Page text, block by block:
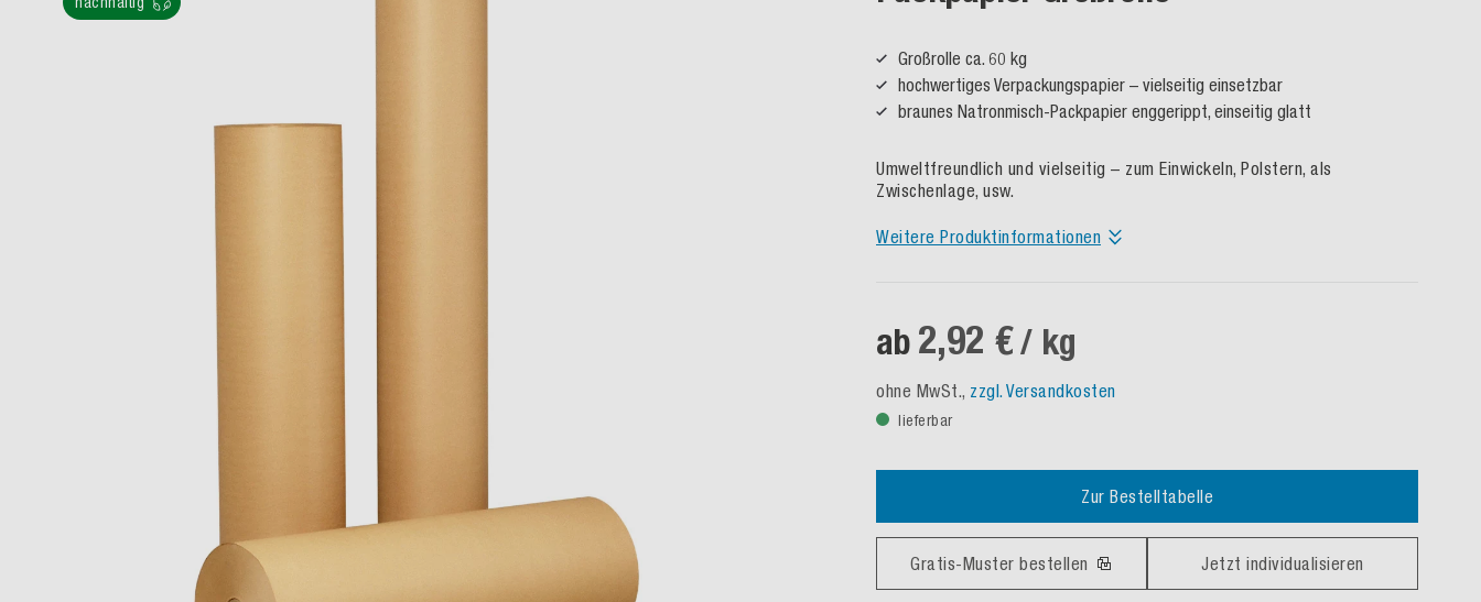
Großrolle ca. 60 kg
hochwertiges Verpackungspapier – vielseitig einsetzbar
braunes Natronmisch-Packpapier enggerippt, einseitig glatt
Umweltfreundlich und vielseitig – zum Einwickeln, Polstern, als
Zwischenlage, usw.
Weitere Produktinformationen
ab 2,92 €/ kg
ohne MwSt., zzgl. Versandkosten
lieferbar
Zur Bestelltabelle
Gratis-Muster bestellen Jetzt individualisieren